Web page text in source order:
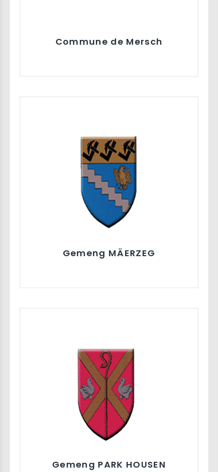
Commune de Mersch
Gemeng MÄERZEG
Gemeng PARK HOUSEN